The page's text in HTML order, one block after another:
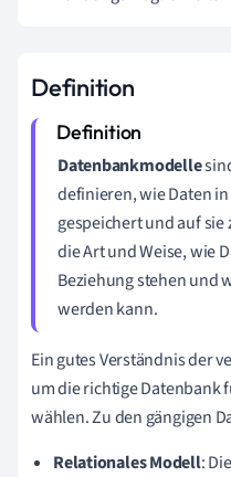
Definition
Datenbankmodelle
definieren, wie Daten
gespeichert und auf
die Art und Weise, wie
Beziehung stehen und
werden kann.
Ein gutes Verständnis der
um die richtige Datenbank
wählen. Zu den gängigen
Relationales Modell: